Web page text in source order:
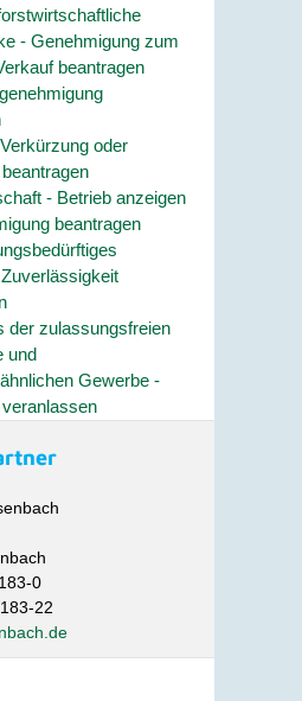
- Genehmigung zum
beantragen
oder
- Betrieb anzeigen
beantragen
der zulassungsfreien
und
Gewerbe -
0
22